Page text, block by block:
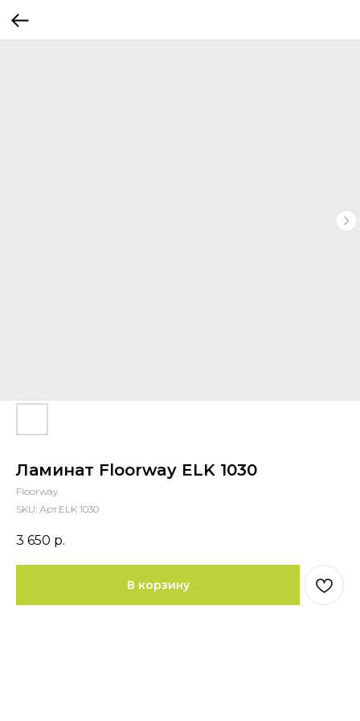
Ламинат Floorway ELK 1030
Floorway
SKU: Арт.ELK 1030
3 650 р.
В корзину